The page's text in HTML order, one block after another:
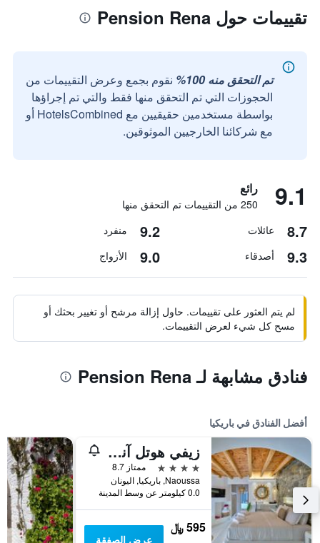
تقييمات حول Pension Rena
تم التحقق منه 100%
نقوم بجمع وعرض التقييمات من
الحجوزات التي تم التحقق منها فقط والتي تم إجراؤها
بواسطة مستخدمين حقيقيين مع HotelsCombined أو
مع شركائنا الخارجيين الموثوقين.
9.1 رائع
250 من التقييمات تم التحقق منها
8.7 عائلات 9.2 منفرد
9.3 أصدقاء 9.0 الأزواج
لم يتم العثور على تقييمات. حاول إزالة مرشح أو تغيير بحثك أو
مسح كل شيء لعرض التقييمات.
فنادق مشابهة لـ Pension Rena
أفضل الفنادق في باريكيا
زيفي هوتل آند سويتس
4 نجوم
ممتاز 8.7
Naoussa, باريكيا, اليونان
0.0 كيلومتر عن وسط المدينة
595 ﷼
عرض الصفقة